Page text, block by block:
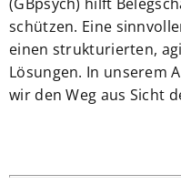
schützen. Eine
einen strukturierten,
Lösungen. In unserem
wir den Weg aus Sicht